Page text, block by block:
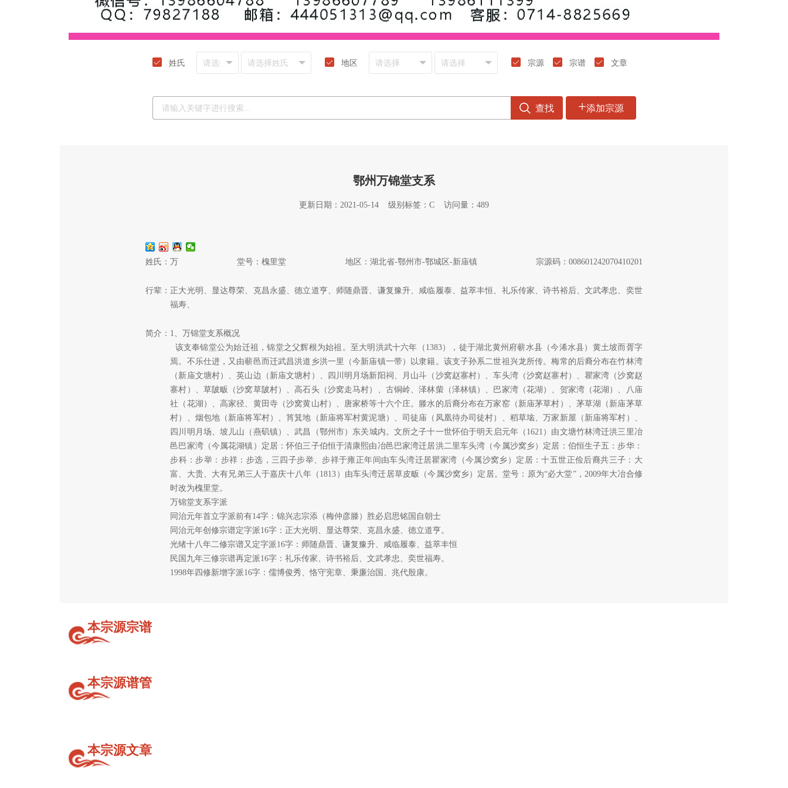
姓氏 地区 宗源 宗谱 文章
查找 +添加宗源
鄂州万锦堂支系
更新日期：2021-05-14 级别标签：C 访问量：489
姓氏：万 堂号：槐里堂 地区：湖北省-鄂州市-鄂城区-新庙镇 宗源码：008601242070410201
行辈： 正大光明、显达尊荣、克昌永盛、德立道亨、师随鼎晋、谦复豫升、咸临履泰、益萃丰恒、礼乐传家、诗书裕后、文武孝忠、奕世
福寿、
简介： 1、万锦堂支系概况
该支奉锦堂公为始迁祖，锦堂之父辉根为始祖。至大明洪武十六年（1383），徒于湖北黄州府蕲水县（今浠水县）黄土坡而胥字
焉。不乐仕进，又由蕲邑而迁武昌洪道乡洪一里（今新庙镇一带）以隶籍。该支子孙系二世祖兴龙所传。梅常的后裔分布在竹林湾
（新庙文塘村）、英山边（新庙文塘村）、四川明月场新阳祠、月山斗（沙窝赵寨村）、车头湾（沙窝赵寨村）、瞿家湾（沙窝赵
寨村）、草陂畈（沙窝草陂村）、高石头（沙窝走马村）、古铜岭、泽林㭰（泽林镇）、巴家湾（花湖）、贺家湾（花湖）、八庙
社（花湖）、高家径、黄田寺（沙窝黄山村）、唐家桥等十六个庄。滕水的后裔分布在万家窑（新庙茅草村）、茅草湖（新庙茅草
村）、烟包地（新庙将军村）、筲箕地（新庙将军村黄泥塘）、司徒庙（凤凰待办司徒村）、稻草垴、万家新屋（新庙将军村）、
四川明月场、坡儿山（燕矶镇）、武昌（鄂州市）东关城内。文所之子十一世怀伯于明天启元年（1621）由文塘竹林湾迁洪三里冶
邑巴家湾（今属花湖镇）定居：怀伯三子伯恒于清康熙由冶邑巴家湾迁居洪二里车头湾（今属沙窝乡）定居：伯恒生子五：步华：
步科：步举：步祥：步选，三四子步举、步祥于雍正年间由车头湾迁居瞿家湾（今属沙窝乡）定居：十五世正俭后裔共三子：大
富、大贵、大有兄弟三人于嘉庆十八年（1813）由车头湾迁居草皮畈（今属沙窝乡）定居。堂号：原为“必大堂”，2009年大冶合修
时改为槐里堂。
万锦堂支系字派
同治元年首立字派前有14字：锦兴志宗添（梅仲彦滕）胜必启思铭国自朝士
同治元年创修宗谱定字派16字： 正大光明、显达尊荣、克昌永盛、德立道亨。
光绪十八年二修宗谱又定字派16字： 师随鼎晋、谦复豫升、咸临履泰、益萃丰恒
民国九年三修宗谱再定派16字：礼乐传家、诗书裕后、文武孝忠、奕世福寿。
1998年四修新增字派16字：儒博俊秀、恪守宪章、秉廉治国、兆代殷康。
本宗源宗谱
本宗源谱管
本宗源文章